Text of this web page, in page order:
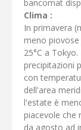
bancomat
Clima :
In primavera
meno
25°C a
precipitazioni
con
dell'area
l'estate è
piacevole che
da agosto ad